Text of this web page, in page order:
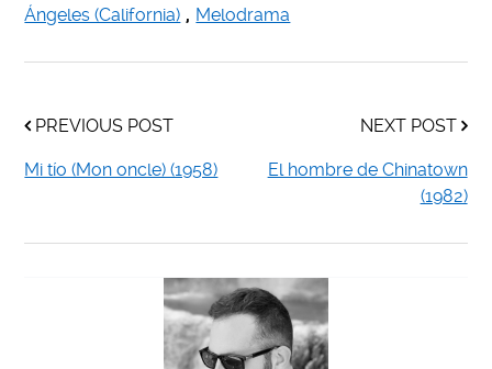
Ángeles (California) , Melodrama
PREVIOUS POST
Mi tío (Mon oncle) (1958)
NEXT POST
El hombre de Chinatown
(1982)